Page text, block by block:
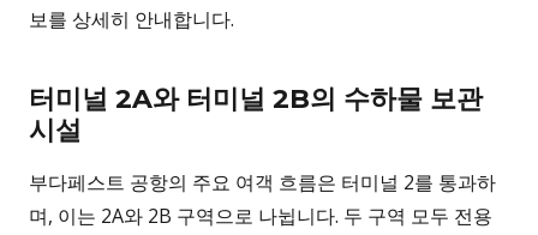
보를 상세히 안내합니다.
터미널 2A와 터미널 2B의 수하물 보관
시설
부다페스트 공항의 주요 여객 흐름은 터미널 2를 통과하
며, 이는 2A와 2B 구역으로 나뉩니다. 두 구역 모두 전용